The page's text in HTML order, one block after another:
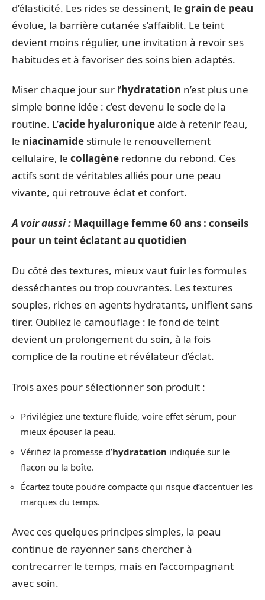
d’élasticité. Les rides se dessinent, le grain de peau
évolue, la barrière cutanée s’affaiblit. Le teint
devient moins régulier, une invitation à revoir ses
habitudes et à favoriser des soins bien adaptés.
Miser chaque jour sur l’hydratation n’est plus une
simple bonne idée : c’est devenu le socle de la
routine. L’acide hyaluroniqueaide à retenir l’eau,
le niacinamide stimule le renouvellement
cellulaire, le collagène redonne du rebond. Ces
actifs sont de véritables alliés pour une peau
vivante, qui retrouve éclat et confort.
A voir aussi : Maquillage femme 60 ans : conseils
pour un teint éclatant au quotidien
Du côté des textures, mieux vaut fuir les formules
desséchantes ou trop couvrantes. Les textures
souples, riches en agents hydratants, unifient sans
tirer. Oubliez le camouflage : le fond de teint
devient un prolongement du soin, à la fois
complice de la routine et révélateur d’éclat.
Trois axes pour sélectionner son produit :
Privilégiez une texture fluide, voire effet sérum, pour
mieux épouser la peau.
Vérifiez la promesse d’hydratation indiquée sur le
flacon ou la boîte.
Écartez toute poudre compacte qui risque d’accentuer les
marques du temps.
Avec ces quelques principes simples, la peau
continue de rayonner sans chercher à
contrecarrer le temps, mais en l’accompagnant
avec soin.